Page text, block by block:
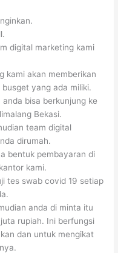
digital marketing kami
kami akan memberikan
yang ada miliki.
bisa berkunjung ke
Bekasi.
team digital
dirumah.
bentuk pembayaran di
kami.
tes swab covid 19 setiap
anda di minta itu
rupiah. Ini berfungsi
dan untuk mengikat